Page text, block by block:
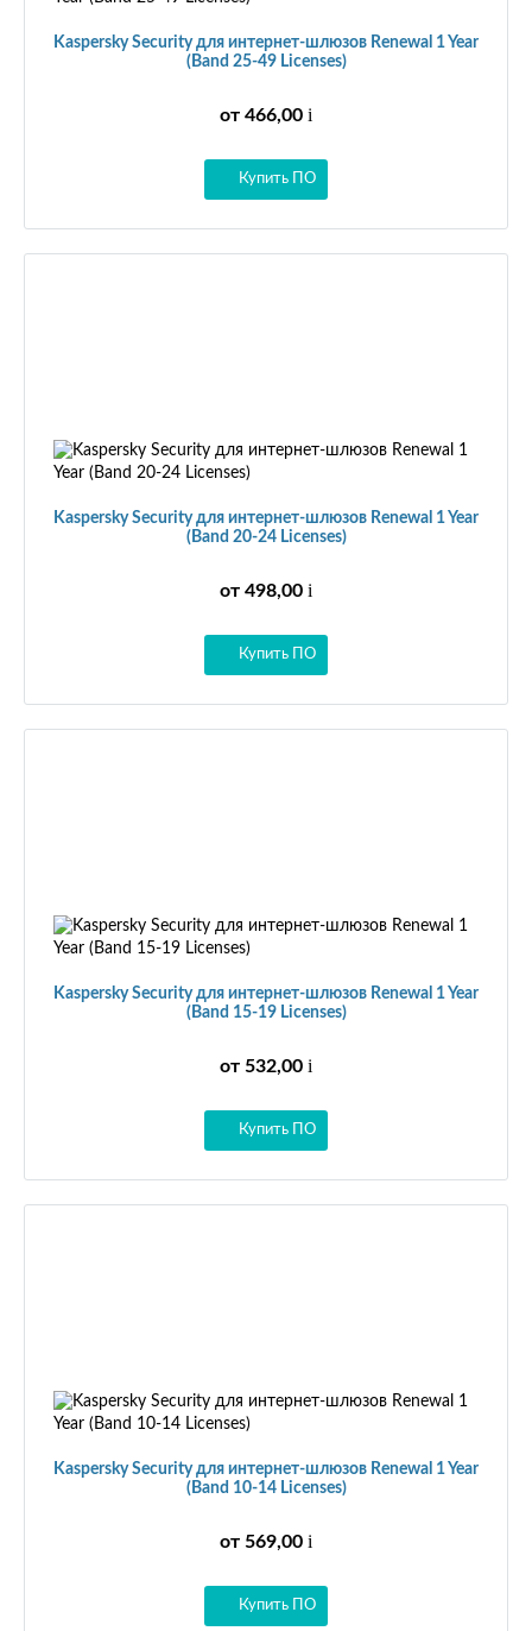
Kaspersky Security для интернет-шлюзов Renewal 1 Year
(Band 25-49 Licenses)
от 466,00 i
Купить ПО
Kaspersky Security для интернет-шлюзов Renewal 1 Year
(Band 20-24 Licenses)
от 498,00 i
Купить ПО
Kaspersky Security для интернет-шлюзов Renewal 1 Year
(Band 15-19 Licenses)
от 532,00 i
Купить ПО
Kaspersky Security для интернет-шлюзов Renewal 1 Year
(Band 10-14 Licenses)
от 569,00 i
Купить ПО